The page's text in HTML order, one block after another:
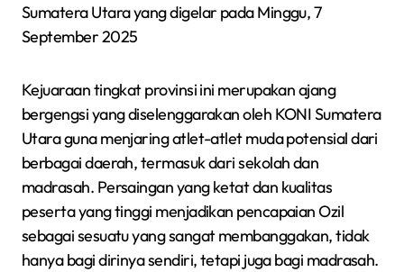
Sumatera Utara yang digelar pada Minggu, 7
September 2025
Kejuaraan tingkat provinsi ini merupakan ajang
bergengsi yang diselenggarakan oleh KONI Sumatera
Utara guna menjaring atlet-atlet muda potensial dari
berbagai daerah, termasuk dari sekolah dan
madrasah. Persaingan yang ketat dan kualitas
peserta yang tinggi menjadikan pencapaian Ozil
sebagai sesuatu yang sangat membanggakan, tidak
hanya bagi dirinya sendiri, tetapi juga bagi madrasah.